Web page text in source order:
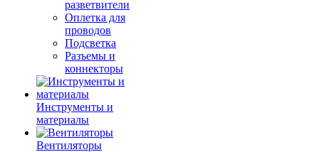
разветвители
Оплетка для
проводов
Подсветка
Разъемы и
коннекторы
Инструменты и
материалы
Вентиляторы